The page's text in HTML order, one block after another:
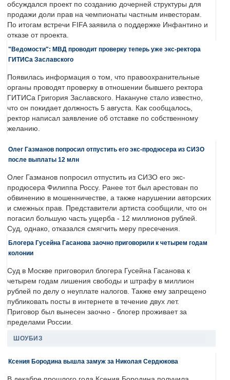
обсуждался проект по созданию дочерней структуры для
продажи доли прав на чемпионаты частным инвесторам.
По итогам встречи FIFA заявила о поддержке Инфантино и
отказе от проекта.
"Ведомости": МВД проводит проверку теперь уже экс-ректора
ГИТИСа Заславского
Появилась информация о том, что правоохранительные
органы проводят проверку в отношении бывшего ректора
ГИТИСа Григория Заславского. Накануне стало известно,
что он покидает должность 5 августа. Как сообщалось,
ректор написал заявление об отставке по собственному
желанию.
Олег Газманов попросил отпустить его экс-продюсера из СИЗО
после выплаты 12 млн
Олег Газманов попросил отпустить из СИЗО его экс-
продюсера Филиппа Россу. Ранее тот был арестован по
обвинению в мошенничестве, а также нарушении авторских
и смежных прав. Представители артиста сообщили, что он
погасил большую часть ущерба - 12 миллионов рублей.
Суд, однако, отказался смягчить меру пресечения.
Блогера Гусейна Гасанова заочно приговорили к четырем годам
колонии
Суд в Москве приговорил блогера Гусейна Гасанова к
четырем годам лишения свободы и штрафу в миллион
рублей по делу о неуплате налогов. Также ему запрещено
публиковать посты в интернете в течение двух лет.
Приговор был вынесен заочно - блогер проживает за
пределами России.
ШОУБИЗ
Ксения Бородина вышла замуж за Николая Сердюкова